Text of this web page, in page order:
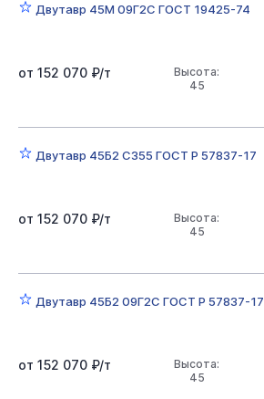
Двутавр 45М 09Г2С ГОСТ 19425-74
Высота:
45
от 152 070 ₽/т
Двутавр 45Б2 С355 ГОСТ Р 57837-17
Высота:
45
от 152 070 ₽/т
Двутавр 45Б2 09Г2С ГОСТ Р 57837-17
Высота:
45
от 152 070 ₽/т